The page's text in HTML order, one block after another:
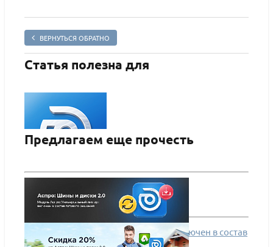
ВЕРНУТЬСЯ ОБРАТНО
Статья полезна для
Аспро: Шины и диски 2.0 - интернет-магазин
ПОДРОБНЕЕ
Предлагаем еще прочесть
Сила в единстве! Модуль импорта включен в состав
решения Аспро: Шины и диски 2.0